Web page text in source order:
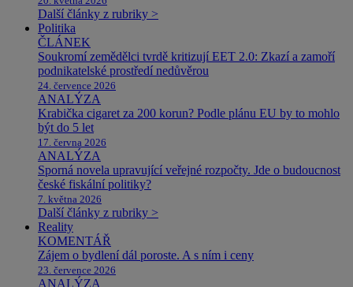
Další články z rubriky >
Politika
ČLÁNEK
Soukromí zemědělci tvrdě kritizují EET 2.0: Zkazí a zamoří
podnikatelské prostředí nedůvěrou
24. července 2026
ANALÝZA
Krabička cigaret za 200 korun? Podle plánu EU by to mohlo
být do 5 let
17. června 2026
ANALÝZA
Sporná novela upravující veřejné rozpočty. Jde o budoucnost
české fiskální politiky?
7. května 2026
Další články z rubriky >
Reality
KOMENTÁŘ
Zájem o bydlení dál poroste. A s ním i ceny
23. července 2026
ANALÝZA